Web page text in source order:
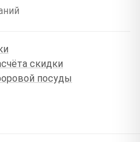
скидки
посуды